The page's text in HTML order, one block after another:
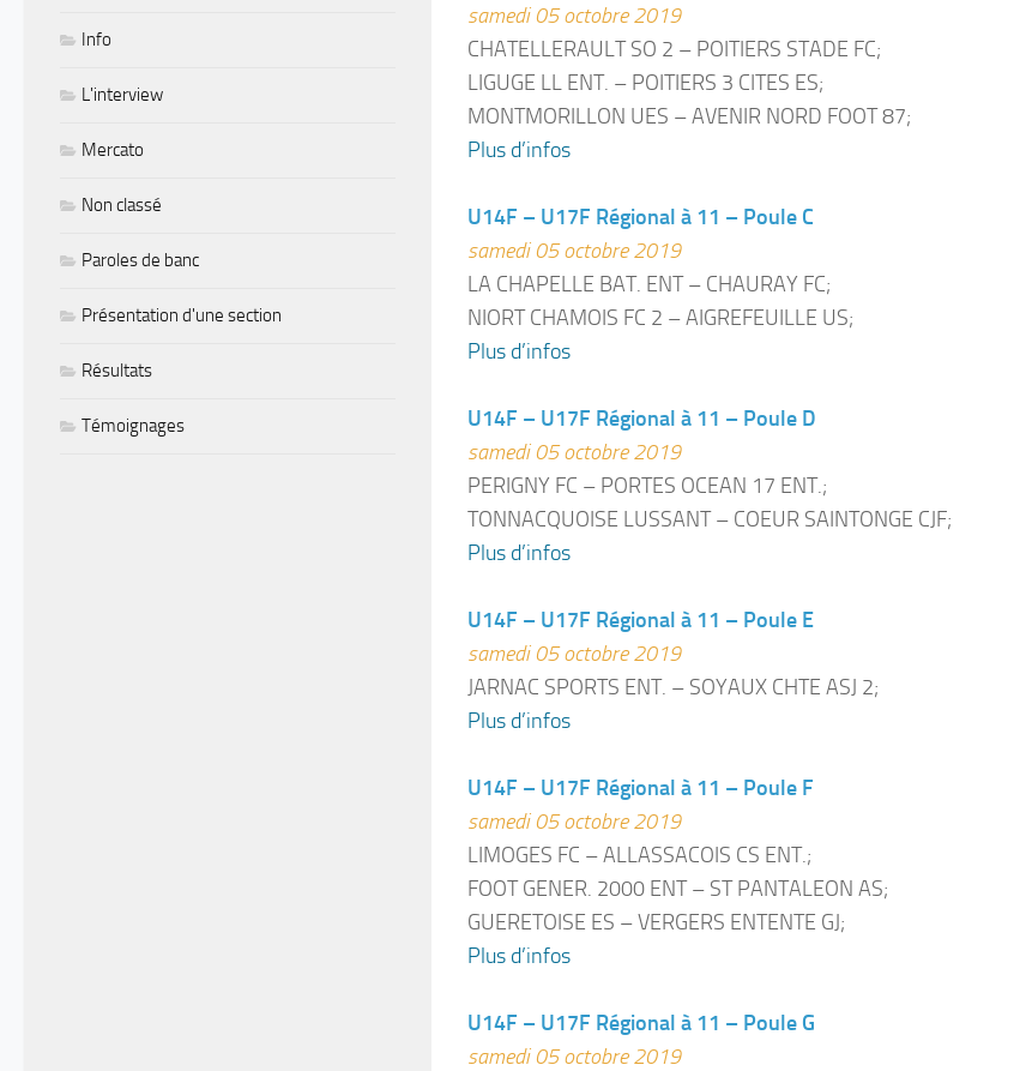
samedi 05 octobre 2019
CHATELLERAULT SO 2 – POITIERS STADE FC;
LIGUGE LL ENT. – POITIERS 3 CITES ES;
MONTMORILLON UES – AVENIR NORD FOOT 87;
Plus d’infos
U14F – U17F Régional à 11 – Poule C
samedi 05 octobre 2019
LA CHAPELLE BAT. ENT – CHAURAY FC;
NIORT CHAMOIS FC 2 – AIGREFEUILLE US;
Plus d’infos
U14F – U17F Régional à 11 – Poule D
samedi 05 octobre 2019
PERIGNY FC – PORTES OCEAN 17 ENT.;
TONNACQUOISE LUSSANT – COEUR SAINTONGE CJF;
Plus d’infos
U14F – U17F Régional à 11 – Poule E
samedi 05 octobre 2019
JARNAC SPORTS ENT. – SOYAUX CHTE ASJ 2;
Plus d’infos
U14F – U17F Régional à 11 – Poule F
samedi 05 octobre 2019
LIMOGES FC – ALLASSACOIS CS ENT.;
FOOT GENER. 2000 ENT – ST PANTALEON AS;
GUERETOISE ES – VERGERS ENTENTE GJ;
Plus d’infos
U14F – U17F Régional à 11 – Poule G
samedi 05 octobre 2019
Info
L'interview
Mercato
Non classé
Paroles de banc
Présentation d'une section
Résultats
Témoignages